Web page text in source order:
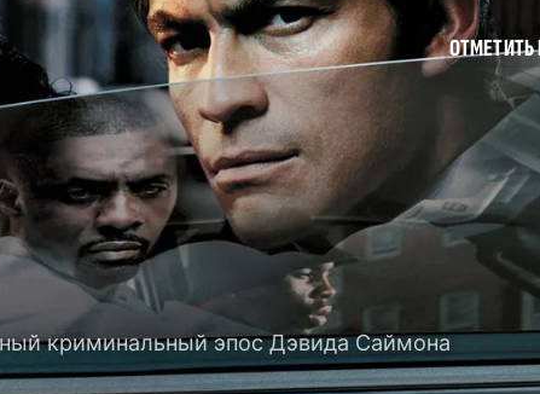
криминальный эпос Дэвида Саймона